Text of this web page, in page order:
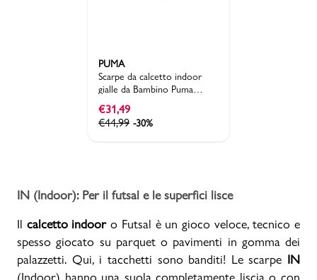
PUMA
Scarpe da calcetto indoor
gialle da Bambino Puma
€31,49
€44,99 -30%
IN (Indoor): Per il futsal e le superfici lisce
Il calcetto indooro Futsal è un gioco veloce, tecnico e
spesso giocato su parquet o pavimenti in gomma dei
palazzetti. Qui, i tacchetti sono banditi! Le scarpe IN
(Indoor) hanno una suola completamente liscia o con